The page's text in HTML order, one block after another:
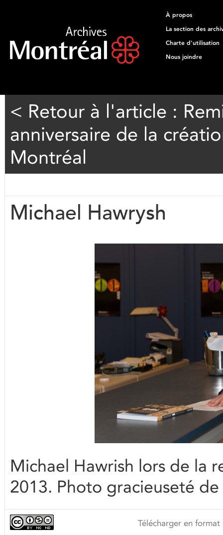
À propos
La section des
Charte d'utilisation
Nous joindre
< Retour à l'article :
anniversaire de la
Montréal
Michael Hawrysh
Michael Hawrish lors de la
2013. Photo gracieuseté
Télécharger en